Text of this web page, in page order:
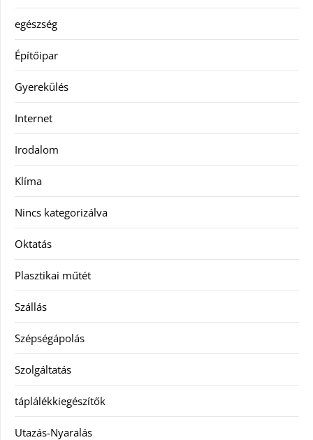
egészség
Építőipar
Gyerekülés
Internet
Irodalom
Klíma
Nincs kategorizálva
Oktatás
Plasztikai műtét
Szállás
Szépségápolás
Szolgáltatás
táplálékkiegészítők
Utazás-Nyaralás